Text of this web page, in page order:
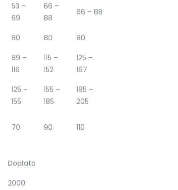
53 –
69
66 –
88
66 – 88
80 80 80
89 –
116
115 –
152
125 –
167
125 –
155
155 –
185
185 –
205
70 90 110
Dopłata
2000